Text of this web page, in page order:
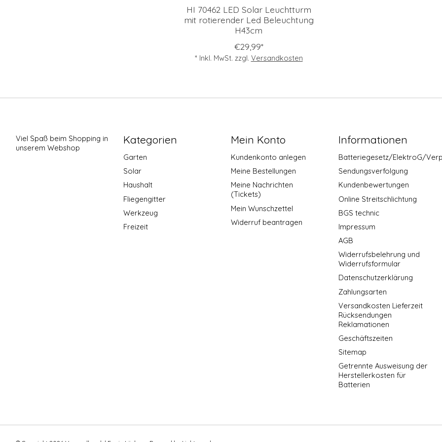
HI 70462 LED Solar Leuchtturm
mit rotierender Led Beleuchtung
H43cm
€29,99*
* Inkl. MwSt. zzgl. Versandkosten
Viel Spaß beim Shopping in
unserem Webshop
Kategorien
Garten
Solar
Haushalt
Fliegengitter
Werkzeug
Freizeit
Mein Konto
Kundenkonto anlegen
Meine Bestellungen
Meine Nachrichten
(Tickets)
Mein Wunschzettel
Widerruf beantragen
Informationen
Batteriegesetz/ElektroG/
Sendungsverfolgung
Kundenbewertungen
Online Streitschlichtung
BGS technic
Impressum
AGB
Widerrufsbelehrung und
Widerrufsformular
Datenschutzerklärung
Zahlungsarten
Versandkosten Lieferzeit
Rücksendungen
Reklamationen
Geschäftszeiten
Sitemap
Getrennte Ausweisung der
Herstellerkosten für
Batterien